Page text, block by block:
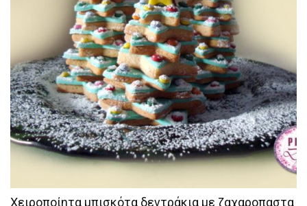
Χειροποίητα μπισκότα δεντράκια με ζαχαροπαστα